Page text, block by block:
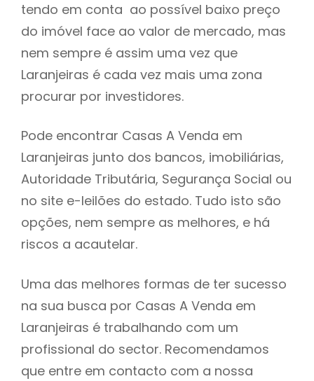
tendo em conta ao possível baixo preço
do imóvel face ao valor de mercado, mas
nem sempre é assim uma vez que
Laranjeiras é cada vez mais uma zona
procurar por investidores.
Pode encontrar Casas A Venda em
Laranjeiras junto dos bancos, imobiliárias,
Autoridade Tributária, Segurança Social ou
no site e-leilões do estado. Tudo isto são
opções, nem sempre as melhores, e há
riscos a acautelar.
Uma das melhores formas de ter sucesso
na sua busca por Casas A Venda em
Laranjeiras é trabalhando com um
profissional do sector. Recomendamos
que entre em contacto com a nossa